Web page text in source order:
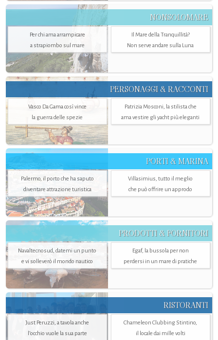
NONSOLOMARE
Per chi ama arrampicare
a strapiombo sul mare
Il Mare della Tranquillità?
Non serve andare sulla Luna
PERSONAGGI & RACCONTI
Vasco Da Gama così vince
la guerra delle spezie
Patrizia Mosconi, la stilista che
ama vestire gli yacht più eleganti
PORTI & MARINA
Palermo, il porto che ha saputo
diventare attrazione turistica
Villasimius, tutto il meglio
che può offrire un approdo
PRODOTTI & FORNITORI
Navaltecnosud, datemi un punto
e vi solleverò il mondo nautico
Egaf, la bussola per non
perdersi in un mare di pratiche
RISTORANTI
Just Peruzzi, a tavola anche
l’occhio vuole la sua parte
Chameleon Clubbing Stintino,
il locale dai mille volti